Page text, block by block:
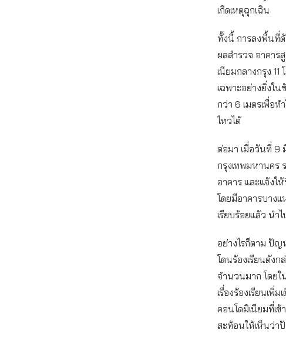
เกิดเหตุฉุกเฉิน
ทั้งนี้ การลงพื้นที่ดั
ผลสำรวจ อาคาร
เนียมกลางกรุง
เฉพาะอย่างยิ่งใ
กว่า 6 เมตรเพื่อท
ไหวได้
ต่อมา เมื่อวันที่ 9
กรุงเทพมหานคร
อาคาร และแจ้งใ
โดยมีอาคารบาง
เรียบร้อยแล้ว นำ
อย่างไรก็ตาม ปัญ
โดนร้องเรียนดังก
จำนวนมาก โดย
เรื่องร้องเรียนเพิ่
คอนโดมิเนียมที่เ
สะท้อนให้เห็นว่า